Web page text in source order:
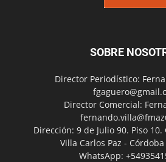
SOBRE
Director Periodístico:
Director Comercial:
Dirección: 9 de Julio 90. Piso 10.
Villa Carlos Paz -
WhatsApp: